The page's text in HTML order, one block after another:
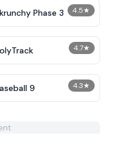
4.5★
Phase 3
4.7★
4.3★
9